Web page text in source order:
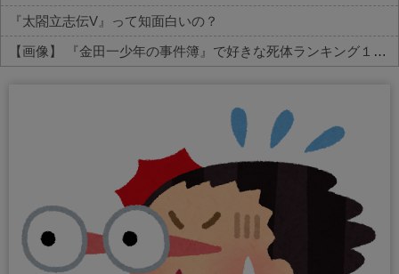
『太閤立志伝V』って知面白いの？
【画像】 『金田一少年の事件簿』で好きな死体ランキング１位がこちら！